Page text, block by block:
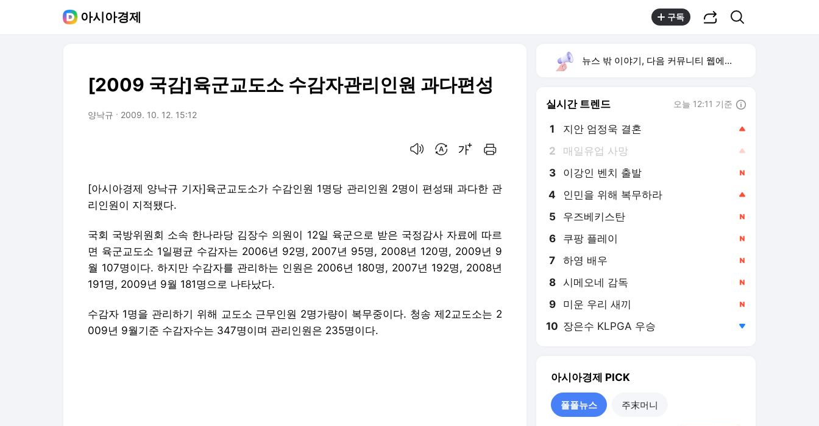
아시아경제 구독
[2009 국감]육군교도소 수감자관리인원 과다편성
양낙규 2009. 10. 12. 15:12
[아시아경제 양낙규 기자]육군교도소가 수감인원 1명당 관리인원 2명이 편성돼 과다한 관
리인원이 지적됐다.
국회 국방위원회 소속 한나라당 김장수 의원이 12일 육군으로 받은 국정감사 자료에 따르
면 육군교도소 1일평균 수감자는 2006년 92명, 2007년 95명, 2008년 120명, 2009년 9
월 107명이다. 하지만 수감자를 관리하는 인원은 2006년 180명, 2007년 192명, 2008년
191명, 2009년 9월 181명으로 나타났다.
수감자 1명을 관리하기 위해 교도소 근무인원 2명가량이 복무중이다. 청송 제2교도소는 2
009년 9월기준 수감자수는 347명이며 관리인원은 235명이다.
뉴스 밖 이야기, 다음 커뮤니티 웹에서 보기
실시간 트렌드 오늘 12:11 기준
1 지안 엄정욱 결혼
2 매일유업 사망
3 이강인 벤치 출발
4 인민을 위해 복무하라
5 우즈베키스탄
6 쿠팡 플레이
7 하영 배우
8 시메오네 감독
9 미운 우리 새끼
10 장은수 KLPGA 우승
아시아경제 PICK
폴폴뉴스 주末머니